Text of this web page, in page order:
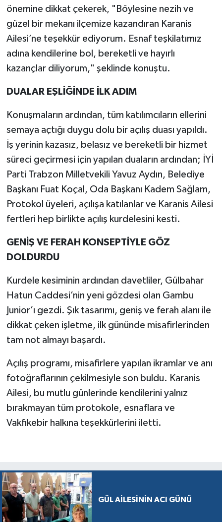
önemine dikkat çekerek, "Böylesine nezih ve
güzel bir mekanı ilçemize kazandıran Karanis
Ailesi’ne teşekkür ediyorum. Esnaf teşkilatımız
adına kendilerine bol, bereketli ve hayırlı
kazançlar diliyorum," şeklinde konuştu.
DUALAR EŞLİĞİNDE İLK ADIM
Konuşmaların ardından, tüm katılımcıların ellerini
semaya açtığı duygu dolu bir açılış duası yapıldı.
İş yerinin kazasız, belasız ve bereketli bir hizmet
süreci geçirmesi için yapılan duaların ardından; İYİ
Parti Trabzon Milletvekili Yavuz Aydın, Belediye
Başkanı Fuat Koçal, Oda Başkanı Kadem Sağlam,
Protokol üyeleri, açılışa katılanlar ve Karanis Ailesi
fertleri hep birlikte açılış kurdelesini kesti.
GENİŞ VE FERAH KONSEPTİYLE GÖZ
DOLDURDU
Kurdele kesiminin ardından davetliler, Gülbahar
Hatun Caddesi’nin yeni gözdesi olan Gambu
Junior’ı gezdi. Şık tasarımı, geniş ve ferah alanı ile
dikkat çeken işletme, ilk gününde misafirlerinden
tam not almayı başardı.
Açılış programı, misafirlere yapılan ikramlar ve anı
fotoğraflarının çekilmesiyle son buldu. Karanis
Ailesi, bu mutlu günlerinde kendilerini yalnız
bırakmayan tüm protokole, esnaflara ve
Vakfıkebir halkına teşekkürlerini iletti.
GÜL AİLESİNİN ACI GÜNÜ